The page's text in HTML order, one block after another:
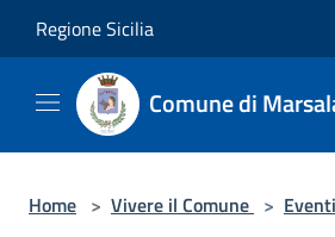
Regione Sicilia
Comune di
Home > Vivere il Comune > Eventi